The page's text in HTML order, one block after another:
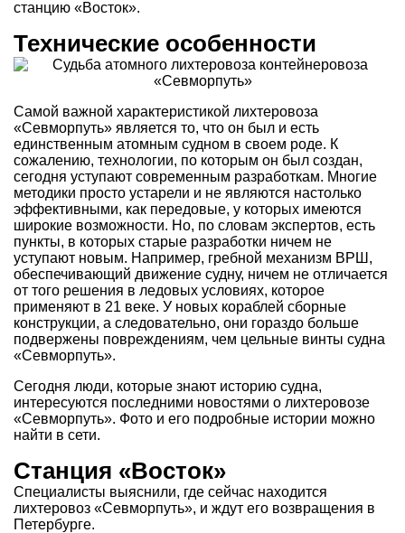
станцию «Восток».
Технические особенности
Самой важной характеристикой лихтеровоза
«Севморпуть» является то, что он был и есть
единственным атомным судном в своем роде. К
сожалению, технологии, по которым он был создан,
сегодня уступают современным разработкам. Многие
методики просто устарели и не являются настолько
эффективными, как передовые, у которых имеются
широкие возможности. Но, по словам экспертов, есть
пункты, в которых старые разработки ничем не
уступают новым. Например, гребной механизм ВРШ,
обеспечивающий движение судну, ничем не отличается
от того решения в ледовых условиях, которое
применяют в 21 веке. У новых кораблей сборные
конструкции, а следовательно, они гораздо больше
подвержены повреждениям, чем цельные винты судна
«Севморпуть».
Сегодня люди, которые знают историю судна,
интересуются последними новостями о лихтеровозе
«Севморпуть». Фото и его подробные истории можно
найти в сети.
Станция «Восток»
Специалисты выяснили, где сейчас находится
лихтеровоз «Севморпуть», и ждут его возвращения в
Петербурге.